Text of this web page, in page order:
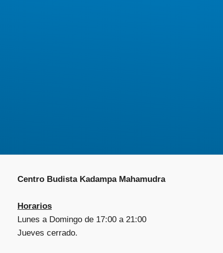
Centro Budista Kadampa Mahamudra
Horarios
Lunes a Domingo de 17:00 a 21:00
Jueves cerrado.